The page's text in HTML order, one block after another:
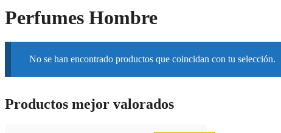
Perfumes Hombre
No se han encontrado productos que coincidan con tu selección.
Productos mejor valorados